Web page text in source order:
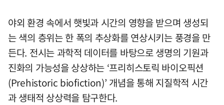
야외 환경 속에서 햇빛과 시간의 영향을 받으며 생성되
는 색의 층위는 한 폭의 추상화를 연상시키는 풍경을 만
든다. 전시는 과학적 데이터를 바탕으로 생명의 기원과
진화의 가능성을 상상하는 ‘프리히스토릭 바이오픽션
(Prehistoric biofiction)’ 개념을 통해 지질학적 시간
과 생태적 상상력을 탐구한다.